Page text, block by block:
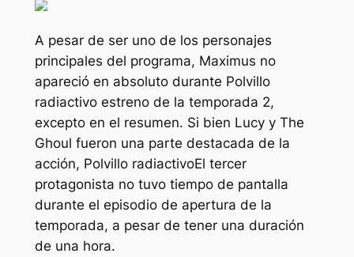
A pesar de ser uno de los personajes
principales del programa, Maximus no
apareció en absoluto durante Polvillo
radiactivoestreno de la temporada 2,
excepto en el resumen. Si bien Lucy y The
Ghoul fueron una parte destacada de la
acción, Polvillo radiactivoEl tercer
protagonista no tuvo tiempo de pantalla
durante el episodio de apertura de la
temporada, a pesar de tener una duración
de una hora.